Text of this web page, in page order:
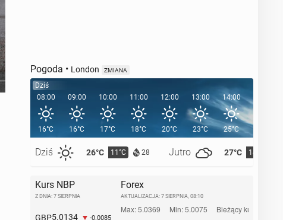
Pogoda • London ZMIANA
Dziś
08:00
16°C
Dziś 26°C 11°C 28 Jutro 27°C 14°C
09:00
16°C
10:00
17°C
11:00
18°C
12:00
20°C
13:00
23°C
14:00
25°C
15:00
Kurs NBP
Z DNIA: 7 SIERPNIA
GBP5.0134 -0.0085
Forex
AKTUALIZACJA: 7 SIERPNIA, 08:10